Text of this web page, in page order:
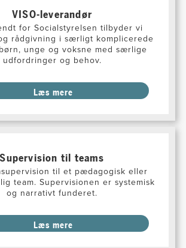
VISO-leverandør
for Socialstyrelsen tilbyder vi
rådgivning i særligt komplicerede
unge og voksne med særlige
udfordringer og behov.
Læs mere
Supervision til teams
til et pædagogisk eller
team. Supervisionen er systemisk
og narrativt funderet.
Læs mere